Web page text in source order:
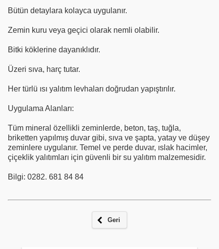
Bütün detaylara kolayca uygulanır.
Zemin kuru veya geçici olarak nemli olabilir.
Bitki köklerine dayanıklıdır.
Üzeri sıva, harç tutar.
Her türlü ısı yalıtım levhaları doğrudan yapıştırılır.
Uygulama Alanları:
Tüm mineral özellikli zeminlerde, beton, taş, tuğla,
briketten yapılmış duvar gibi, sıva ve şapta, yatay ve düşey
zeminlere uygulanır. Temel ve perde duvar, ıslak hacimler,
çiçeklik yalıtımları için güvenli bir su yalıtım malzemesidir.
Bilgi: 0282. 681 84 84
Geri